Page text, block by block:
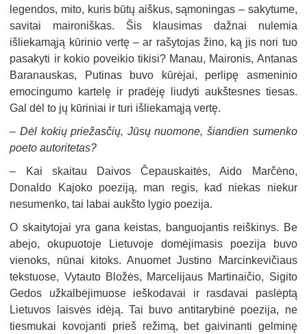
legendos, mito, kuris būtų aiškus, sąmoningas – sakytume,
savitai maironiškas. Šis klausimas dažnai nulemia
išliekamąją kūrinio vertę – ar rašytojas žino, ką jis nori tuo
pasakyti ir kokio poveikio tikisi? Manau, Maironis, Antanas
Baranauskas, Putinas buvo kūrėjai, perlipę asmeninio
emocingumo kartelę ir pradėję liudyti aukštesnes tiesas.
Gal dėl to jų kūriniai ir turi išliekamąją vertę.
–Dėl kokių priežasčių, Jūsų nuomone, šiandien sumenko
poeto autoritetas?
–
Kai skaitau Daivos Čepauskaitės, Aido Marčėno,
Donaldo Kajoko poeziją, man regis, kad niekas niekur
nesumenko, tai labai aukšto lygio poezija.
O skaitytojai yra gana keistas, banguojantis reiškinys. Be
abejo, okupuotoje Lietuvoje domėjimasis poezija buvo
vienoks, nūnai kitoks. Anuomet Justino Marcinkevičiaus
tekstuose, Vytauto Bložės, Marcelijaus Martinaičio, Sigito
Gedos užkalbėjimuose ieškodavai ir rasdavai paslėptą
Lietuvos laisvės idėją. Tai buvo antitarybinė poezija, ne
tiesmukai kovojanti prieš režimą, bet gaivinanti gelminę